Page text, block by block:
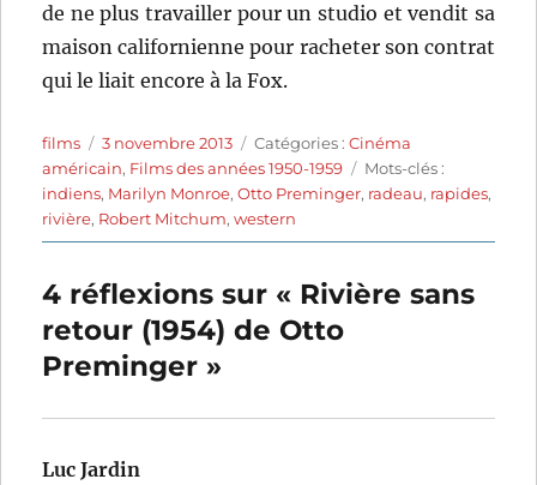
de ne plus travailler pour un studio et vendit sa
maison californienne pour racheter son contrat
qui le liait encore à la Fox.
Auteur
films
Publié
le
3 novembre 2013 Catégories
Catégories :Cinéma
américain, Films des années 1950-1959 Étiquettes
Mots-clés :
indiens, Marilyn Monroe,Otto Preminger, radeau, rapides,
rivière, Robert Mitchum,western
4 réflexions sur « Rivière sans
retour (1954) de Otto
Preminger »
Luc Jardin